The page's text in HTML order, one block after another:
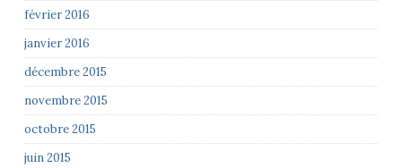
février 2016
janvier 2016
décembre 2015
novembre 2015
octobre 2015
juin 2015